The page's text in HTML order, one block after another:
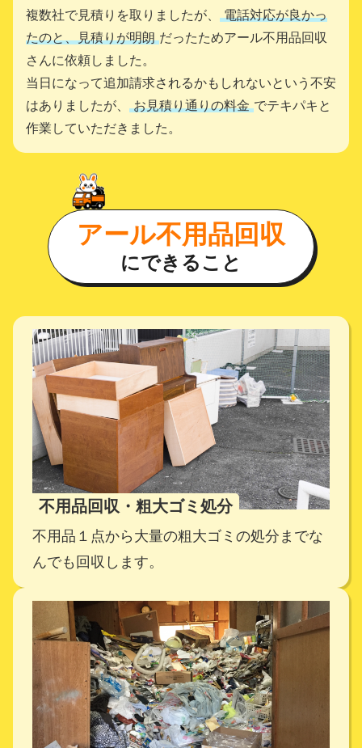
複数社で見積りを取りましたが、
電話対応が良かっ
たのと、見積りが明朗 だったためアール不用品回収
さんに依頼しました。
当日になって追加請求されるかもしれないという不安
はありましたが、
お見積り通りの料金 でテキパキと
作業していただきました。
アール不用品回収
にできること
不用品回収・粗大ゴミ処分
不用品１点から大量の粗大ゴミの処分までな
んでも回収します。